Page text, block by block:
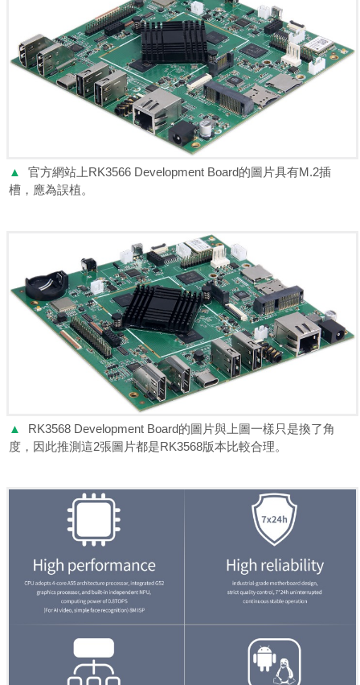
▲
官方網站上RK3566 Development Board的圖片具有M.2插
槽，應為誤植。
▲
RK3568 Development Board的圖片與上圖一樣只是換了角
度，因此推測這2張圖片都是RK3568版本比較合理。